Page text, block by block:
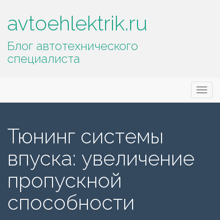
avtoehlektrik.ru
Блог автотехнического
специалиста
меню
Тюнинг системы
впуска: увеличение
пропускной
способности